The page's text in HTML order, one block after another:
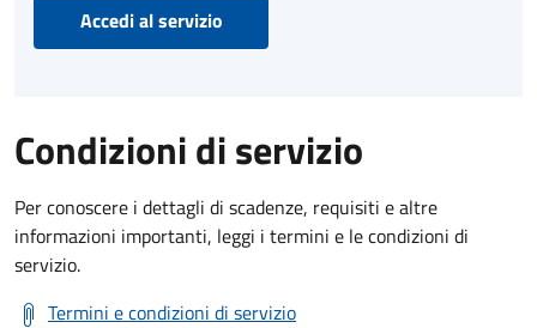
Accedi al servizio
Condizioni di servizio
Per conoscere i dettagli di scadenze, requisiti e altre
informazioni importanti, leggi i termini e le condizioni di
servizio.
Termini e condizioni di servizio